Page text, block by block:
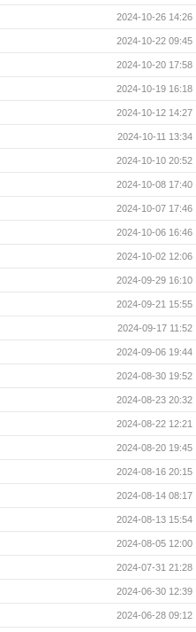
2024-10-26 14:26
2024-10-22 09:45
2024-10-20 17:58
2024-10-19 16:18
2024-10-12 14:27
2024-10-11 13:34
2024-10-10 20:52
2024-10-08 17:40
2024-10-07 17:46
2024-10-06 16:46
2024-10-02 12:06
2024-09-29 16:10
2024-09-21 15:55
2024-09-17 11:52
2024-09-06 19:44
2024-08-30 19:52
2024-08-23 20:32
2024-08-22 12:21
2024-08-20 19:45
2024-08-16 20:15
2024-08-14 08:17
2024-08-13 15:54
2024-08-05 12:00
2024-07-31 21:28
2024-06-30 12:39
2024-06-28 09:12